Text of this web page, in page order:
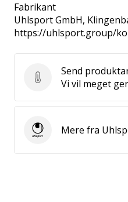
Fabrikant
Uhlsport GmbH,
https://uhlsport.group/
Send
Send
Vi vil meget
UhlsportMere fra